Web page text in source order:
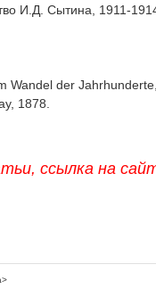
И.Д. Сытина, 1911-
Wandel der Jahrhunderte,
1878.
ссылка на